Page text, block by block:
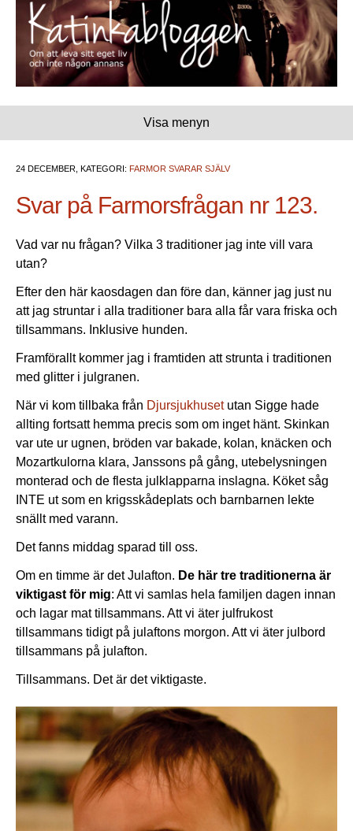
Visa menyn
24 DECEMBER, KATEGORI: FARMOR SVARAR SJÄLV
Svar på Farmorsfrågan nr 123.
Vad var nu frågan? Vilka 3 traditioner jag inte vill vara
utan?
Efter den här kaosdagen dan före dan, känner jag just nu
att jag struntar i alla traditioner bara alla får vara friska och
tillsammans. Inklusive hunden.
Framförallt kommer jag i framtiden att strunta i traditionen
med glitter i julgranen.
När vi kom tillbaka från Djursjukhusetutan Sigge hade
allting fortsatt hemma precis som om inget hänt. Skinkan
var ute ur ugnen, bröden var bakade, kolan, knäcken och
Mozartkulorna klara, Janssons på gång, utebelysningen
monterad och de flesta julklapparna inslagna. Köket såg
INTE ut som en krigsskådeplats och barnbarnen lekte
snällt med varann.
Det fanns middag sparad till oss.
Om en timme är det Julafton. De här tre traditionerna är
viktigast för mig: Att vi samlas hela familjen dagen innan
och lagar mat tillsammans. Att vi äter julfrukost
tillsammans tidigt på julaftons morgon. Att vi äter julbord
tillsammans på julafton.
Tillsammans. Det är det viktigaste.